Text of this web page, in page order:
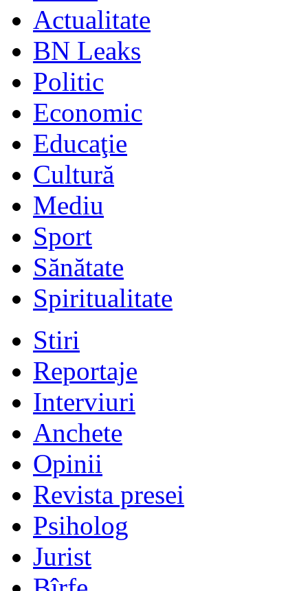
Actualitate
BN Leaks
Politic
Economic
Educaţie
Cultură
Mediu
Sport
Sănătate
Spiritualitate
Stiri
Reportaje
Interviuri
Anchete
Opinii
Revista presei
Psiholog
Jurist